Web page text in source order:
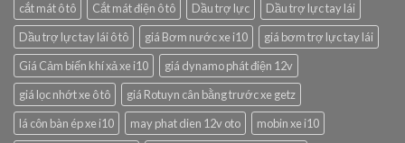
cắt mát ô tô
Cắt mát điện ô tô Dầu trợ lực
Dầu trợ lực tay lái
Dầu trợ lực tay lái ô tô
giá Bơm nước xe i10
giá bơm trợ lực tay lái
Giá Cảm biến khí xả xe i10
giá dynamo phát điện 12v
giá lọc nhớt xe ô tô
giá Rotuyn cân bằng trước xe getz
lá côn bàn ép xe i10
may phat dien 12v oto
mobin xe i10